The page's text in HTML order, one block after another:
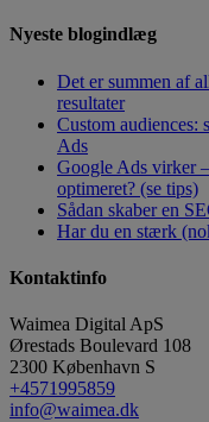
Nyeste blogindlæg
Det er summen af
resultater
Custom audiences:
Ads
Google Ads virker
optimeret? (se tips)
Sådan skaber en
Har du en stærk
Kontaktinfo
Waimea Digital ApS
Ørestads Boulevard 108
2300 København S
+4571995859
info@waimea.dk